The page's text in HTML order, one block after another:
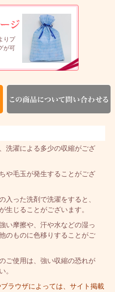
りプ
が可
洗濯による多少の収縮がござ
や毛玉が発生することがござ
入った洗剤で洗濯をすると、
生じることがございます。
い摩擦や、汗や水などの湿っ
のものに色移りすることがご
ご使用は、強い収縮の恐れが
。
ラウザによっては、サイト掲載